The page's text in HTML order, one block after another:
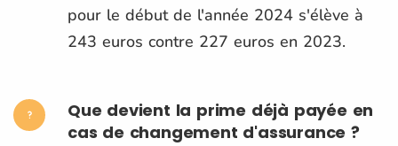
pour le début de l'année 2024 s'élève à
243 euros contre 227 euros en 2023.
Que devient la prime déjà payée en
cas de changement d'assurance ?